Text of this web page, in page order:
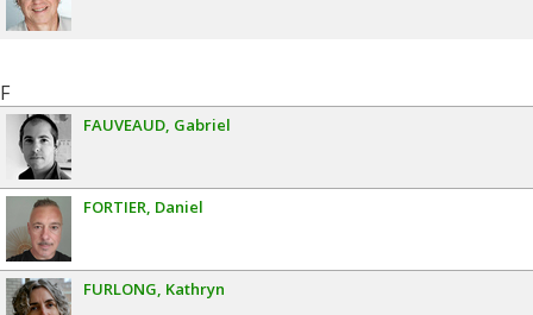
F
FAUVEAUD Gabriel
FORTIER Daniel
FURLONG Kathryn